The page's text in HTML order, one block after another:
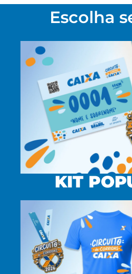
Escolha
KIT